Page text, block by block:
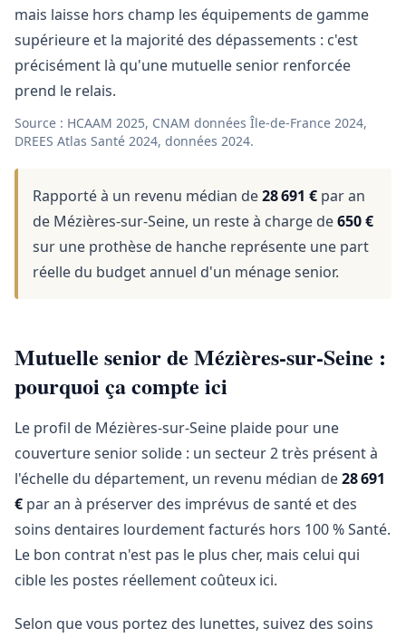
mais laisse hors champ les équipements de gamme
supérieure et la majorité des dépassements : c'est
précisément là qu'une mutuelle senior renforcée
prend le relais.
Source : HCAAM 2025, CNAM données Île-de-France 2024,
DREES Atlas Santé 2024, données 2024.
Rapporté à un revenu médian de28 691 € par an
de Mézières-sur-Seine, un reste à charge de650 €
sur une prothèse de hanche représente une part
réelle du budget annuel d'un ménage senior.
Mutuelle senior de Mézières-sur-Seine :
pourquoi ça compte ici
Le profil de Mézières-sur-Seine plaide pour une
couverture senior solide : un secteur 2 très présent à
l'échelle du département, un revenu médian de28 691
€ par an à préserver des imprévus de santé et des
soins dentaires lourdement facturés hors 100 % Santé.
Le bon contrat n'est pas le plus cher, mais celui qui
cible les postes réellement coûteux ici.
Selon que vous portez des lunettes, suivez des soins